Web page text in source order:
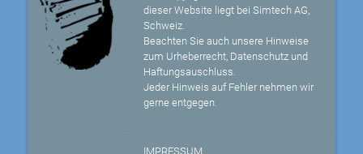
dieser Website liegt bei Simtech AG,
Schweiz.
Beachten Sie auch unsere Hinweise
zum Urheberrecht, Datenschutz und
Haftungsauschluss.
Jeder Hinweis auf Fehler nehmen wir
gerne entgegen.
IMPRESSUM